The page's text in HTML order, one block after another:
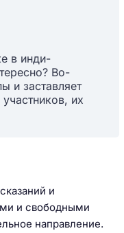
в инди-
Во-
и заставляет
их
и
и свободными
направление.